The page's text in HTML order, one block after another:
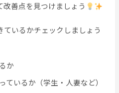
善点を見つけましょう
ているかチェックしましょう
か
ているか（学生・人妻など）